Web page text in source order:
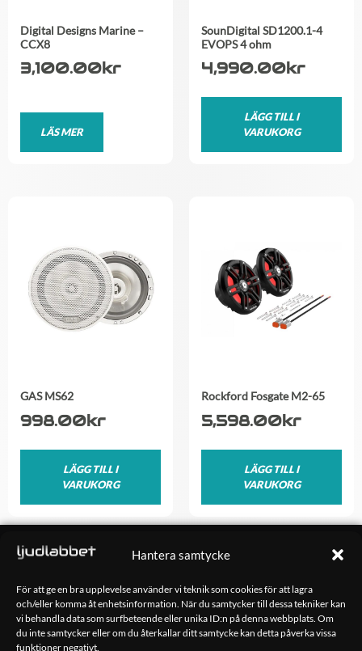
Hantera samtycke
För att ge en bra upplevelse använder vi teknik som cookies för att lagra
och/eller komma åt enhetsinformation. När du samtycker till dessa tekniker kan
vi behandla data som surfbeteende eller unika ID:n på denna webbplats. Om
du inte samtycker eller om du återkallar ditt samtycke kan detta påverka vissa
funktioner negativt.
Digital Designs Marine –
CCX8
3,100.00kr
LÄS MER
SounDigital SD1200.1-4
EVOPS 4 ohm
4,990.00kr
LÄGG TILL I
VARUKORG
GAS MS62
998.00kr
LÄGG TILL I
VARUKORG
Rockford Fosgate M2-65
5,598.00kr
LÄGG TILL I
VARUKORG
OM OSS
Ljudlabbet är en del av Kungshamns Bildepå – Ljudlabbet i
Sotenäs AB.
KONTAKT
Klippsjövägen 5